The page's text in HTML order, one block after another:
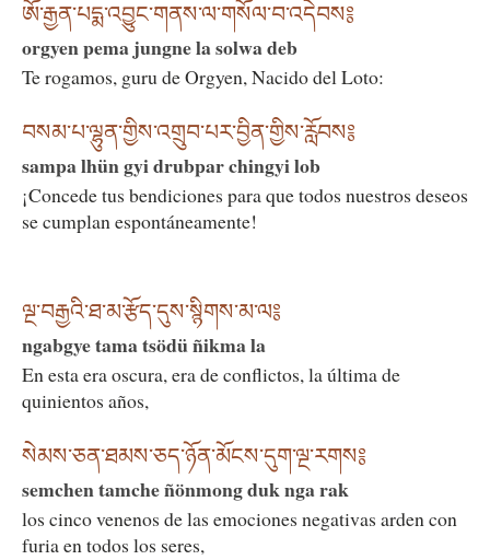
ཨོ་རྒྱན་པདྨ་འབྱུང་གནས་ལ་གསོལ་བ་འདེབས༔
orgyen pema jungne la solwa deb
Te rogamos, guru de Orgyen, Nacido del Loto:
བསམ་པ་ལྷུན་གྱིས་འགྲུབ་པར་བྱིན་གྱིས་རློབས༔
sampa lhün gyi drubpar chingyi lob
¡Concede tus bendiciones para que todos nuestros deseos
se cumplan espontáneamente!
ལྔ་བརྒྱའི་ཐ་མ་རྩོད་དུས་སྙིགས་མ་ལ༔
ngabgye tama tsödü ñikma la
En esta era oscura, era de conflictos, la última de
quinientos años,
སེམས་ཅན་ཐམས་ཅད་ཉོན་མོངས་དུག་ལྔ་རགས༔
semchen tamche ñönmong duk nga rak
los cinco venenos de las emociones negativas arden con
furia en todos los seres,